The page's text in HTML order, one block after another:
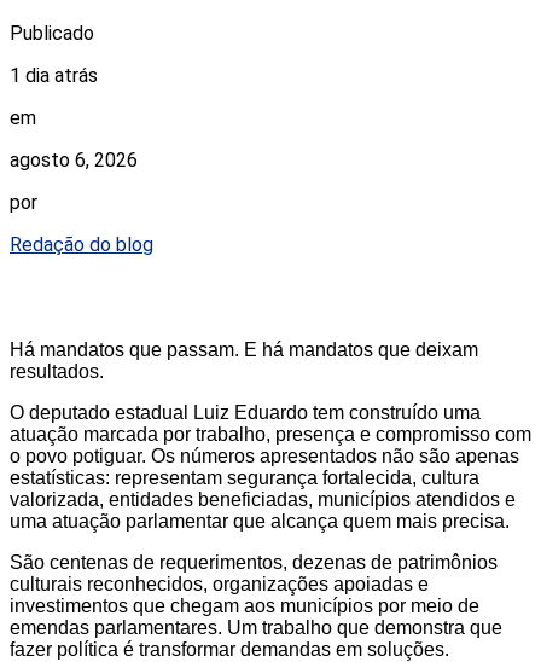
Publicado
1 dia atrás
em
agosto 6, 2026
por
Redação do blog
Há mandatos que passam. E há mandatos que deixam
resultados.
O deputado estadual Luiz Eduardo tem construído uma
atuação marcada por trabalho, presença e compromisso com
o povo potiguar. Os números apresentados não são apenas
estatísticas: representam segurança fortalecida, cultura
valorizada, entidades beneficiadas, municípios atendidos e
uma atuação parlamentar que alcança quem mais precisa.
São centenas de requerimentos, dezenas de patrimônios
culturais reconhecidos, organizações apoiadas e
investimentos que chegam aos municípios por meio de
emendas parlamentares. Um trabalho que demonstra que
fazer política é transformar demandas em soluções.